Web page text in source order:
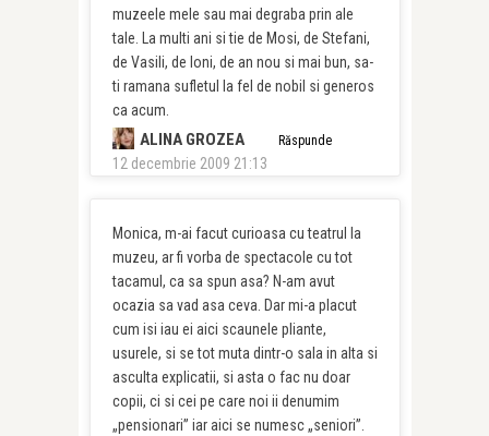
muzeele mele sau mai degraba prin ale
tale. La multi ani si tie de Mosi, de Stefani,
de Vasili, de Ioni, de an nou si mai bun, sa-
ti ramana sufletul la fel de nobil si generos
ca acum.
ALINA GROZEA
12 decembrie 2009 21:13
Răspunde
Monica, m-ai facut curioasa cu teatrul la
muzeu, ar fi vorba de spectacole cu tot
tacamul, ca sa spun asa? N-am avut
ocazia sa vad asa ceva. Dar mi-a placut
cum isi iau ei aici scaunele pliante,
usurele, si se tot muta dintr-o sala in alta si
asculta explicatii, si asta o fac nu doar
copii, ci si cei pe care noi ii denumim
„pensionari” iar aici se numesc „seniori”.